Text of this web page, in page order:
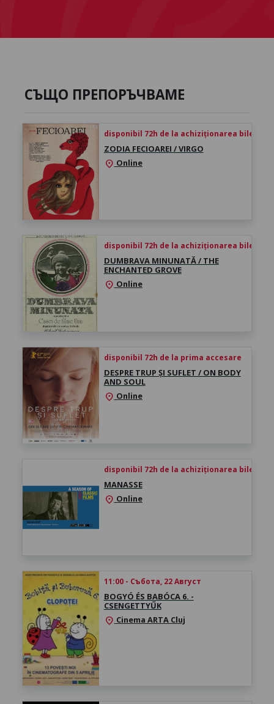
СЪЩО ПРЕПОРЪЧВАМЕ
disponibil 72h de la achiziționarea biletului
ZODIA FECIOAREI / VIRGO
location_on Online
disponibil 72h de la achiziționarea biletului
DUMBRAVA MINUNATĂ / THE
ENCHANTED GROVE
location_on Online
disponibil 72h de la prima accesare
DESPRE TRUP ȘI SUFLET / ON BODY
AND SOUL
location_on Online
disponibil 72h de la achiziționarea biletului
MANASSE
location_on Online
11:00 - Събота, 22 Август
BOGYÓ ÉS BABÓCA 6. -
CSENGETTYŰK
location_on Cinema ARTA Cluj